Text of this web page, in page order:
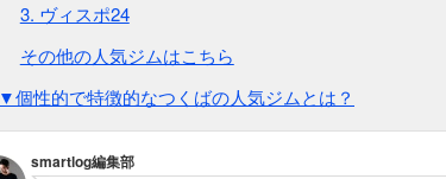
3. ヴィスポ24
その他の人気ジムはこちら
▼個性的で特徴的なつくばの人気ジムとは？
smartlog編集部